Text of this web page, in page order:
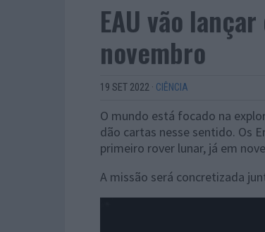
EAU vão
novembro
19 SET 2022 · CIÊNCIA
O mundo está focado na
dão cartas nesse sentido. Os
primeiro rover lunar, já em
A missão será concretizada